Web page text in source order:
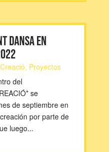
Dansa en
, Proyectos
del
se
de septiembre en
por parte de
luego...